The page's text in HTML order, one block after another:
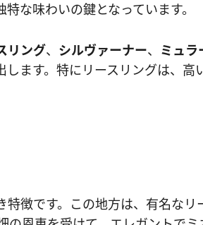
な味わいの鍵となっています。
リング、 シルヴァーナー、 ミュラ
ます。特にリースリングは、
特徴です。この地方は、有名な